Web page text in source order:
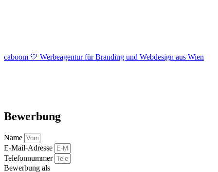
caboom 💛 Werbeagentur für Branding und Webdesign aus Wien
Bewerbung
Name
E-Mail-Adresse
Telefonnummer
Bewerbung als